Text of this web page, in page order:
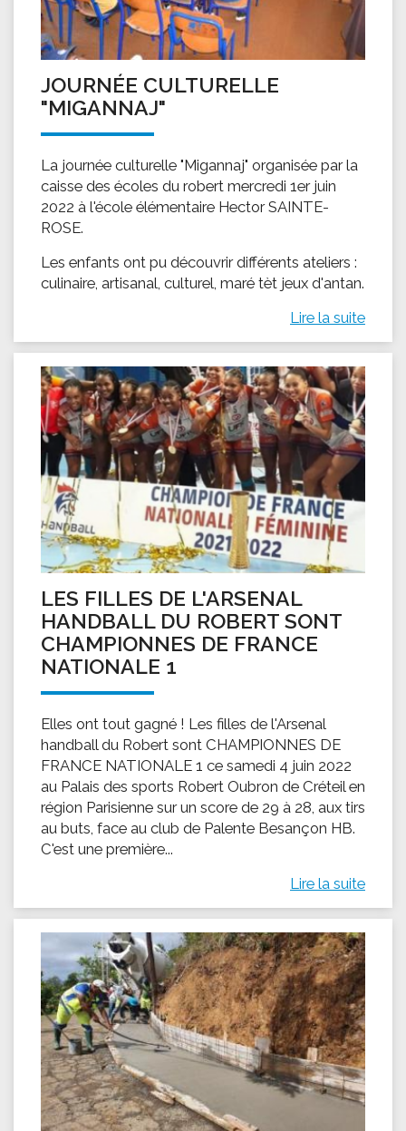
JOURNÉE CULTURELLE
"MIGANNAJ"
La journée culturelle "Migannaj" organisée par la
caisse des écoles du robert mercredi 1er juin
2022 à l'école élémentaire Hector SAINTE-
ROSE.
Les enfants ont pu découvrir différents ateliers :
culinaire, artisanal, culturel, maré tèt jeux d'antan.
Lire la suite
LES FILLES DE L'ARSENAL
HANDBALL DU ROBERT SONT
CHAMPIONNES DE FRANCE
NATIONALE 1
Elles ont tout gagné ! Les filles de l'Arsenal
handball du Robert sont CHAMPIONNES DE
FRANCE NATIONALE 1 ce samedi 4 juin 2022
au Palais des sports Robert Oubron de Créteil en
région Parisienne sur un score de 29 à 28, aux tirs
au buts, face au club de Palente Besançon HB.
C'est une première...
Lire la suite